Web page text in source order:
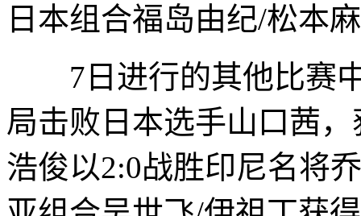
日本组合福岛由纪/松本
7日进行的其他比赛中
局击败日本选手山口茜
浩俊以2:0战胜印尼名将